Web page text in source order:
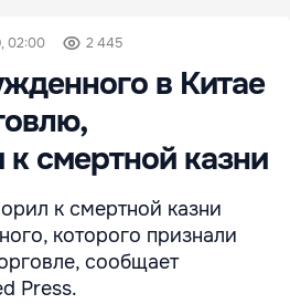
02:00 2 445
в Китае
смертной казни
к смертной казни
которого признали
сообщает
Press.